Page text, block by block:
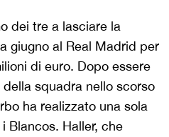
dei tre a lasciare la
giugno al Real Madrid per
di euro. Dopo essere
squadra nello scorso
ha realizzato una sola
Blancos. Haller, che